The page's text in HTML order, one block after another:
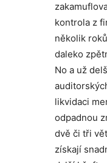
kontrola z
několik
daleko
No a už
likvidaci
odpadnou
dvě či tři
získají